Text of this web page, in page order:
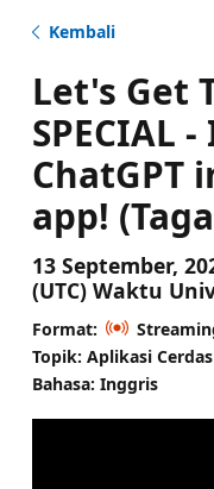
Kembali
Let's Get
SPECIAL
ChatGPT
app!
13 September,
(UTC) Waktu
Format:
Topik: Aplikasi Cerdas
Bahasa: Inggris